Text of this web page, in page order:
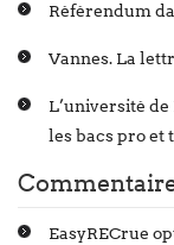
Référendum
Vannes. La
L’université
les bacs pro et
EasyRECrue